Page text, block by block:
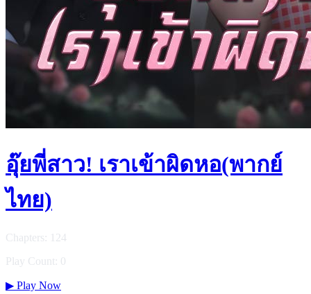
อุ๊ยพี่สาว! เราเข้าผิดหอ(พากย์
ไทย)
Chapters: 124
Play Count: 0
▶ Play Now